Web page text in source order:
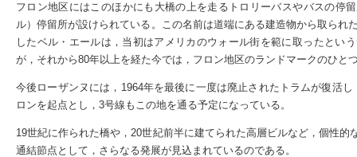
フロン地区にはこのほかにも大橋の上を走るトロリーバスやバスの停
ル）停留所が設けられている。この名前は道端にある建造物から取られ
したベル・エールは，当初はアメリカのウォール街を範に取ったとい
が，それから80年以上を経た今では，フロン地区のランドマークのひと
今後ローザンヌには，1964年を最後に一度は廃止されたトラムが復活
ロンを起点とし，3号線もこの地を通る予定になっている。
19世紀に作られた橋や，20世紀前半に建てられた高層ビルなど，個性
通結節点として，さらなる発展が見込まれているのである。